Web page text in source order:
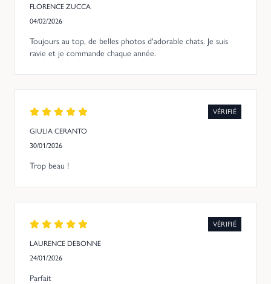
FLORENCE ZUCCA
04/02/2026
Toujours au top, de belles photos d'adorable chats. Je suis
ravie et je commande chaque année.
VÉRIFIÉ
GIULIA CERANTO
30/01/2026
Trop beau !
VÉRIFIÉ
LAURENCE DEBONNE
24/01/2026
Parfait